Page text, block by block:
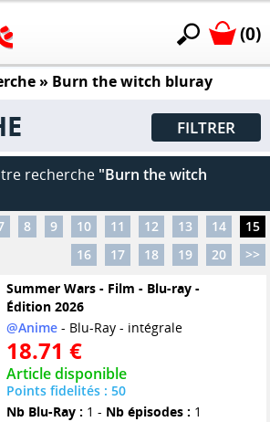
(0)
» Burn the witch bluray
FILTRER
recherche "Burn the witch
8 9 10 11 12 13 14
15
16
17 18 19 20
>>
Summer Wars - Film - Blu-ray -
Édition 2026
@Anime- Blu-Ray - intégrale
18.71 €
Article disponible
Points fidelités : 50
Nb Blu-Ray : 1 - Nb épisodes : 1